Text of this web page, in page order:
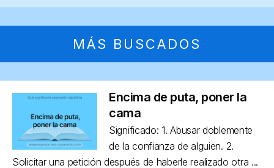
MÁS BUSCADOS
Encima de puta, poner la
cama
Significado: 1. Abusar doblemente
de la confianza de alguien. 2.
Solicitar una petición después de haberle realizado otra ...